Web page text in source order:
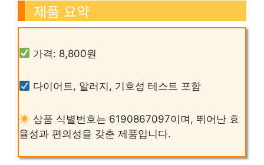
제품 요약
가격: 8,800원
다이어트, 알러지, 기호성 테스트 포함
상품 식별번호는 6190867097이며, 뛰어난 효
율성과 편의성을 갖춘 제품입니다.